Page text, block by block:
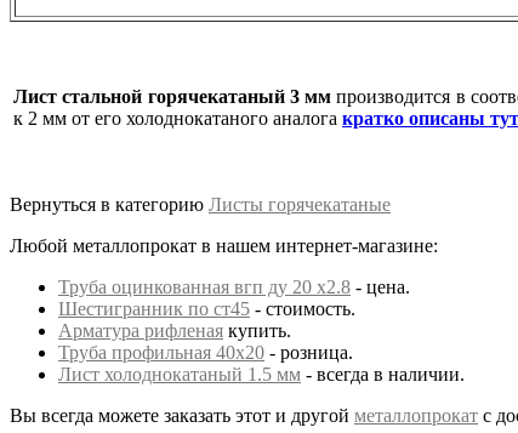
Лист стальной горячекатаный 3 мм производится в
к 2 мм от его холоднокатаного аналога кратко описаны тут
Вернуться в категорию Листы горячекатаные
Любой металлопрокат в нашем интернет-магазине:
Труба оцинкованная вгп ду 20 х2.8 - цена.
Шестигранник по ст45 - стоимость.
Арматура рифленая купить.
Труба профильная 40х20 - розница.
Лист холоднокатаный 1.5 мм - всегда в наличии.
Вы всегда можете заказать этот и другой металлопрокат с